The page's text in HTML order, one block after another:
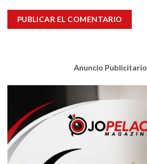
Anuncio Publicitario